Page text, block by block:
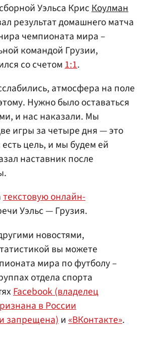
Уэльса КрисКоулман
результат домашнего матча
чемпионата мира –
командой Грузии,
со счетом1:1.
атмосфера на поле
Нужно было оставаться
и нас наказали. Мы
игры за четыре дня — это
цель, и мы будем ей
наставник после
текстовую онлайн-
Уэльс — Грузия.
новостями,
вы можете
мира по футболу –
отдела спорта
Facebook (владелец
в России
запрещена) и«ВКонтакте».